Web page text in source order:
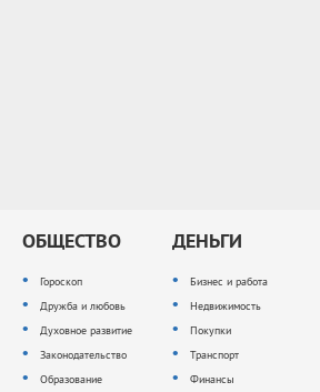
ОБЩЕСТВО
Гороскоп
Дружба и любовь
Духовное развитие
Законодательство
Образование
ДЕНЬГИ
Бизнес и работа
Недвижимость
Покупки
Транспорт
Финансы